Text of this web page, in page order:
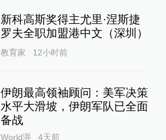
新科高斯奖得主尤里·涅斯捷
罗夫全职加盟港中文（深圳）
教育家 12小时前
伊朗最高领袖顾问：美军决策
水平大滑坡，伊朗军队已全面
备战
World湃 4天前